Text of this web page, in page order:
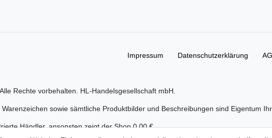
Impressum Daten­schutz­erklärung
Rechte vorbehalten. HL-Handelsgesellschaft mbH.
sowie sämtliche Produktbilder und Beschreibungen sind Eigentum
Händler, ansonsten zeigt der Shop 0,00 €